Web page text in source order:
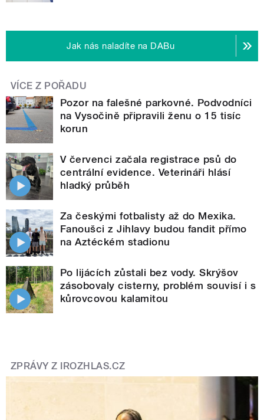
Jak nás naladíte na DABu
VÍCE Z POŘADU
Pozor na falešné parkovné. Podvodníci
na Vysočině připravili ženu o 15 tisíc
korun
V červenci začala registrace psů do
centrální evidence. Veterináři hlásí
hladký průběh
Za českými fotbalisty až do Mexika.
Fanoušci z Jihlavy budou fandit přímo
na Aztéckém stadionu
Po lijácích zůstali bez vody. Skrýšov
zásobovaly cisterny, problém souvisí i s
kůrovcovou kalamitou
ZPRÁVY Z IROZHLAS.CZ